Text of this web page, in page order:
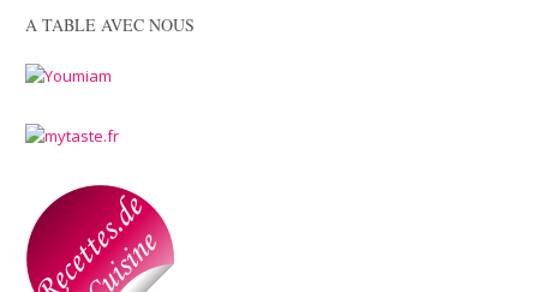
A TABLE AVEC NOUS